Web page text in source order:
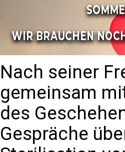
Nach seiner
gemeinsam
des
Gespräche